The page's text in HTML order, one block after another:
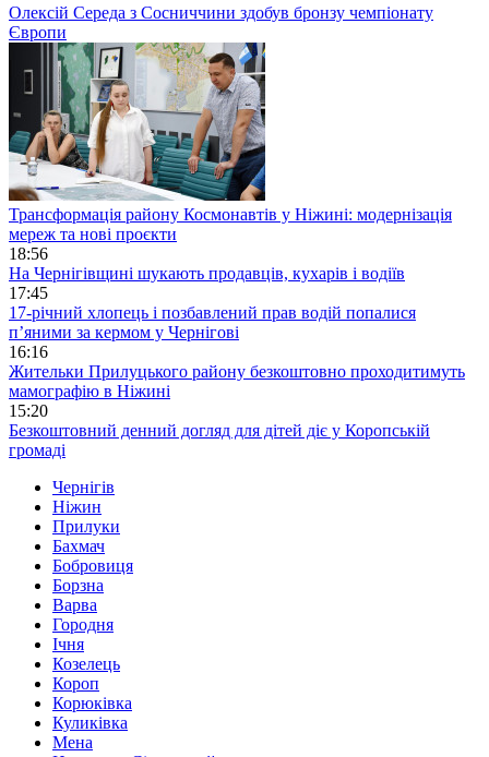
Олексій Середа з Сосниччини здобув бронзу чемпіонату
Європи
Трансформація району Космонавтів у Ніжині: модернізація
мереж та нові проєкти
18:56
На Чернігівщині шукають продавців, кухарів і водіїв
17:45
17-річний хлопець і позбавлений прав водій попалися
п’яними за кермом у Чернігові
16:16
Жительки Прилуцького району безкоштовно проходитимуть
мамографію в Ніжині
15:20
Безкоштовний денний догляд для дітей діє у Коропській
громаді
Чернігів
Ніжин
Прилуки
Бахмач
Бобровиця
Борзна
Варва
Городня
Ічня
Козелець
Короп
Корюківка
Куликівка
Мена